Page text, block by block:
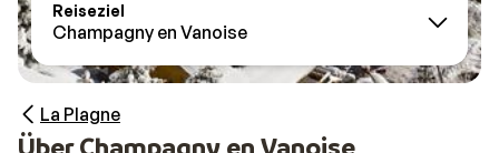
Reiseziel
Champagny en Vanoise
La Plagne